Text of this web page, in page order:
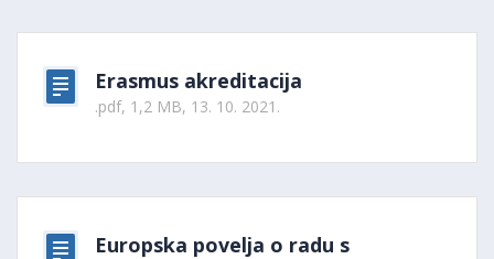
Erasmus akreditacija
.pdf, 1,2 MB, 13. 10. 2021.
Europska povelja o radu s